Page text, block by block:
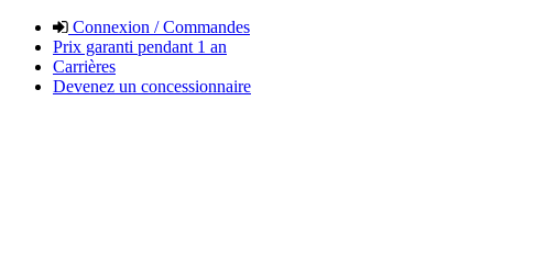
Connexion / Commandes
Prix garanti pendant 1 an
Carrières
Devenez un concessionnaire